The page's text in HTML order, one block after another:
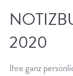
2020
Ihre ganz